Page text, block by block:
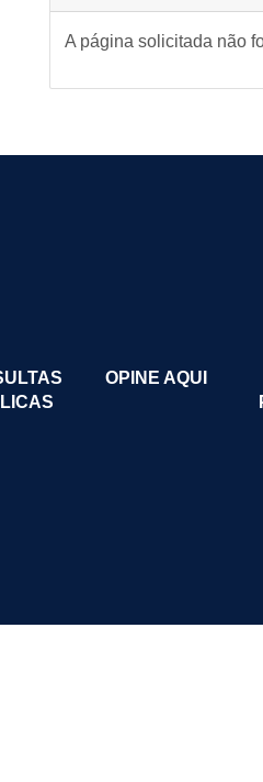
A página solicitada não
OPINE AQUI